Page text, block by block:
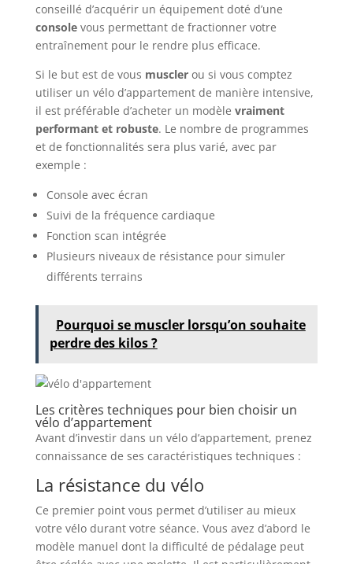
conseillé d’acquérir un équipement doté d’une
consolevous permettant de fractionner votre
entraînement pour le rendre plus efficace.
Si le but est de vous musclerou si vous comptez
utiliser un vélo d’appartement de manière intensive,
il est préférable d’acheter un modèle vraiment
performant et robuste. Le nombre de programmes
et de fonctionnalités sera plus varié, avec par
exemple :
Console avec écran
Suivi de la fréquence cardiaque
Fonction scan intégrée
Plusieurs niveaux de résistance pour simuler
différents terrains
Pourquoi se muscler lorsqu’on souhaite
perdre des kilos ?
Les critères techniques pour bien choisir un
vélo d’appartement
Avant d’investir dans un vélo d’appartement, prenez
connaissance de ses caractéristiques techniques :
La résistance du vélo
Ce premier point vous permet d’utiliser au mieux
votre vélo durant votre séance. Vous avez d’abord le
modèle manuel dont la difficulté de pédalage peut